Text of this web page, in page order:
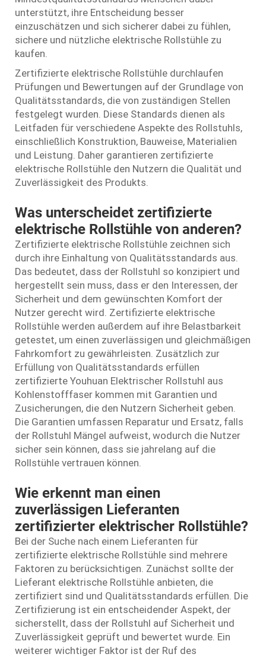
unterstützt, ihre Entscheidung besser
einzuschätzen und sich sicherer dabei zu fühlen,
sichere und nützliche elektrische Rollstühle zu
kaufen.
Zertifizierte elektrische Rollstühle durchlaufen
Prüfungen und Bewertungen auf der Grundlage von
Qualitätsstandards, die von zuständigen Stellen
festgelegt wurden. Diese Standards dienen als
Leitfaden für verschiedene Aspekte des Rollstuhls,
einschließlich Konstruktion, Bauweise, Materialien
und Leistung. Daher garantieren zertifizierte
elektrische Rollstühle den Nutzern die Qualität und
Zuverlässigkeit des Produkts.
Was unterscheidet zertifizierte
elektrische Rollstühle von anderen?
Zertifizierte elektrische Rollstühle zeichnen sich
durch ihre Einhaltung von Qualitätsstandards aus.
Das bedeutet, dass der Rollstuhl so konzipiert und
hergestellt sein muss, dass er den Interessen, der
Sicherheit und dem gewünschten Komfort der
Nutzer gerecht wird. Zertifizierte elektrische
Rollstühle werden außerdem auf ihre Belastbarkeit
getestet, um einen zuverlässigen und gleichmäßigen
Fahrkomfort zu gewährleisten. Zusätzlich zur
Erfüllung von Qualitätsstandards erfüllen
zertifizierte Youhuan Elektrischer Rollstuhl aus
Kohlenstofffaser kommen mit Garantien und
Zusicherungen, die den Nutzern Sicherheit geben.
Die Garantien umfassen Reparatur und Ersatz, falls
der Rollstuhl Mängel aufweist, wodurch die Nutzer
sicher sein können, dass sie jahrelang auf die
Rollstühle vertrauen können.
Wie erkennt man einen
zuverlässigen Lieferanten
zertifizierter elektrischer Rollstühle?
Bei der Suche nach einem Lieferanten für
zertifizierte elektrische Rollstühle sind mehrere
Faktoren zu berücksichtigen. Zunächst sollte der
Lieferant elektrische Rollstühle anbieten, die
zertifiziert sind und Qualitätsstandards erfüllen. Die
Zertifizierung ist ein entscheidender Aspekt, der
sicherstellt, dass der Rollstuhl auf Sicherheit und
Zuverlässigkeit geprüft und bewertet wurde. Ein
weiterer wichtiger Faktor ist der Ruf des